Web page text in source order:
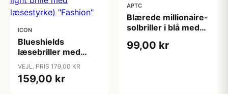
ICON
Blueshields
læsebriller med
skærmfilter (Blue
light brille med
læsestyrke)
VEJL. PRIS 179,00 KR
159,00 kr
APTC
Blærede millionaire-
solbriller i blå med
99,00 kr